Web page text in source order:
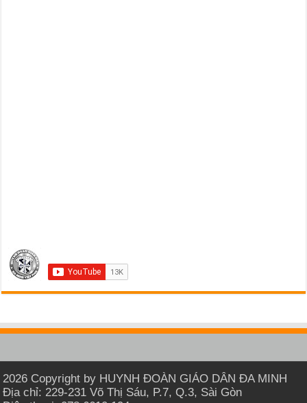
2026 Copyright by HUYNH ĐOÀN GIÁO DÂN ĐA MINH
Địa chỉ: 229-231 Võ Thị Sáu, P.7, Q.3, Sài Gòn